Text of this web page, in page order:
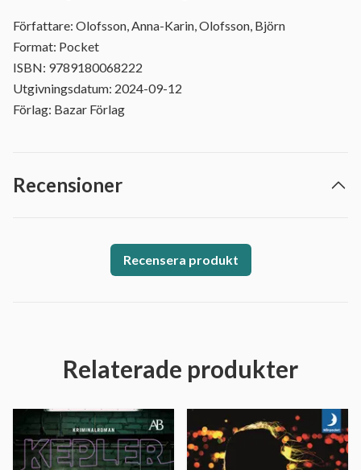
Författare: Olofsson, Anna-Karin, Olofsson, Björn
Format: Pocket
ISBN: 9789180068222
Utgivningsdatum: 2024-09-12
Förlag: Bazar Förlag
Recensioner
Recensera produkt
Relaterade produkter